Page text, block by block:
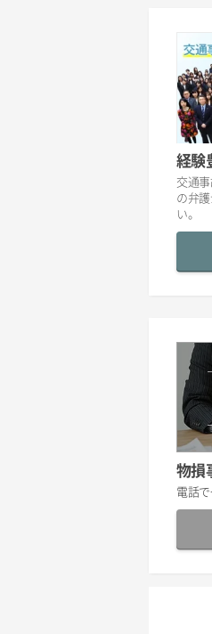
経験
交通
の弁
い。
物損
電話